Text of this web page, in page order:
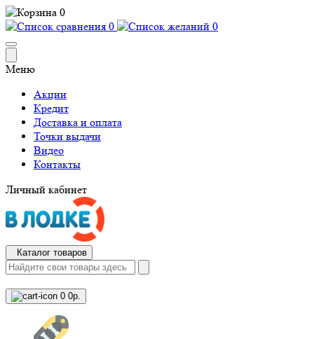
0
0
0
Меню
Акции
Кредит
Доставка и оплата
Точки выдачи
Видео
Контакты
Личный кабинет
Каталог товаров
0 0р.